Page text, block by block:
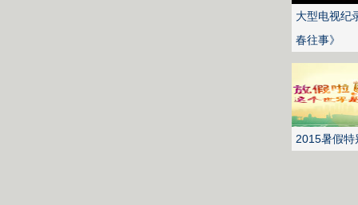
大型电视纪
春往事》
2015暑假特